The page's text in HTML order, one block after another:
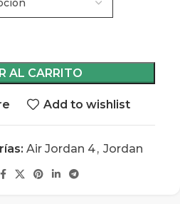
AL CARRITO
Add to wishlist
Air Jordan 4, Jordan